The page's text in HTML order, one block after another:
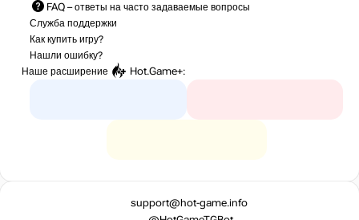
FAQ – ответы на часто задаваемые вопросы
Служба поддержки
Как купить игру?
Нашли ошибку?
Наше расширение
Hot.Game+:
support@hot-game.info